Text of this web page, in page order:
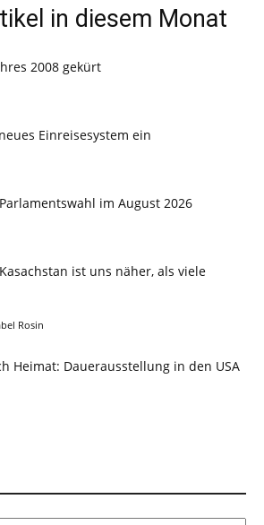
in diesem Monat
2008 gekürt
Einreisesystem ein
im August 2026
ist uns näher, als viele
Rosin
Heimat: Dauerausstellung in den USA